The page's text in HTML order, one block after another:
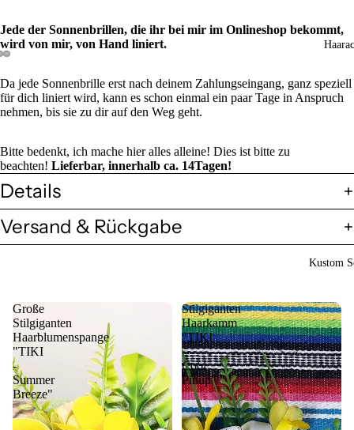
Kustom
Jede der Sonnenbrillen, die ihr bei mir im Onlineshop bekommt,
wird von mir, von Hand liniert.
Da jede Sonnenbrille erst nach deinem Zahlungseingang, ganz speziell
für dich liniert wird, kann es schon einmal ein paar Tage in Anspruch
nehmen, bis sie zu dir auf den Weg geht.
Bitte bedenkt, ich mache hier alles alleine! Dies ist bitte zu
beachten! Lieferbar, innerhalb ca. 14Tagen!
Details
Versand & Rückgabe
Große
Stilgiganten
Haarblumenspange
"TIKI
-
Summer
Breeze"
Stilgiganten
Haarkamm
"TIKI
-
Cool
Pinup"